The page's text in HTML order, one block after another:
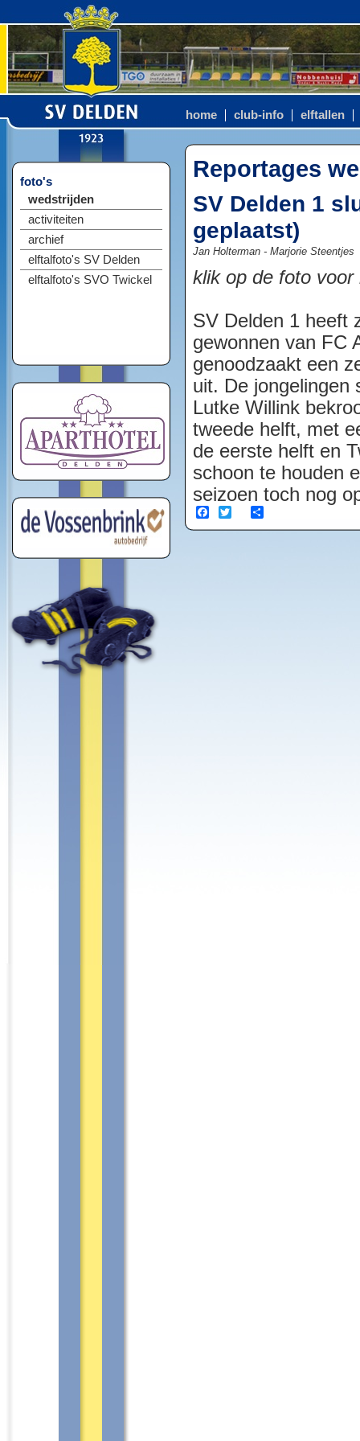
home club-info elftallen
foto's
wedstrijden
activiteiten
archief
elftalfoto's SV Delden
elftalfoto's SVO Twickel
Reportages
SV Delden 1
geplaatst)
Jan Holterman - Marjorie Steentjes
klik op de foto
SV Delden 1 heeft
gewonnen van FC
genoodzaakt een
uit. De jongelingen
Lutke Willink
tweede helft, met
de eerste helft en
schoon te houden
seizoen toch nog